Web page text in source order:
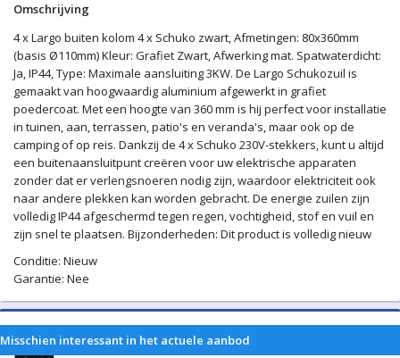
Omschrijving
4 x Largo buiten kolom 4 x Schuko zwart, Afmetingen: 80x360mm
(basis Ø110mm) Kleur: Grafiet Zwart, Afwerking mat. Spatwaterdicht:
Ja, IP44, Type: Maximale aansluiting 3KW. De Largo Schukozuil is
gemaakt van hoogwaardig aluminium afgewerkt in grafiet
poedercoat. Met een hoogte van 360 mm is hij perfect voor installatie
in tuinen, aan, terrassen, patio's en veranda's, maar ook op de
camping of op reis. Dankzij de 4 x Schuko 230V-stekkers, kunt u altijd
een buitenaansluitpunt creëren voor uw elektrische apparaten
zonder dat er verlengsnoeren nodig zijn, waardoor elektriciteit ook
naar andere plekken kan worden gebracht. De energie zuilen zijn
volledig IP44 afgeschermd tegen regen, vochtigheid, stof en vuil en
zijn snel te plaatsen. Bijzonderheden: Dit product is volledig nieuw
Conditie: Nieuw
Garantie: Nee
Misschien interessant in het actuele aanbod